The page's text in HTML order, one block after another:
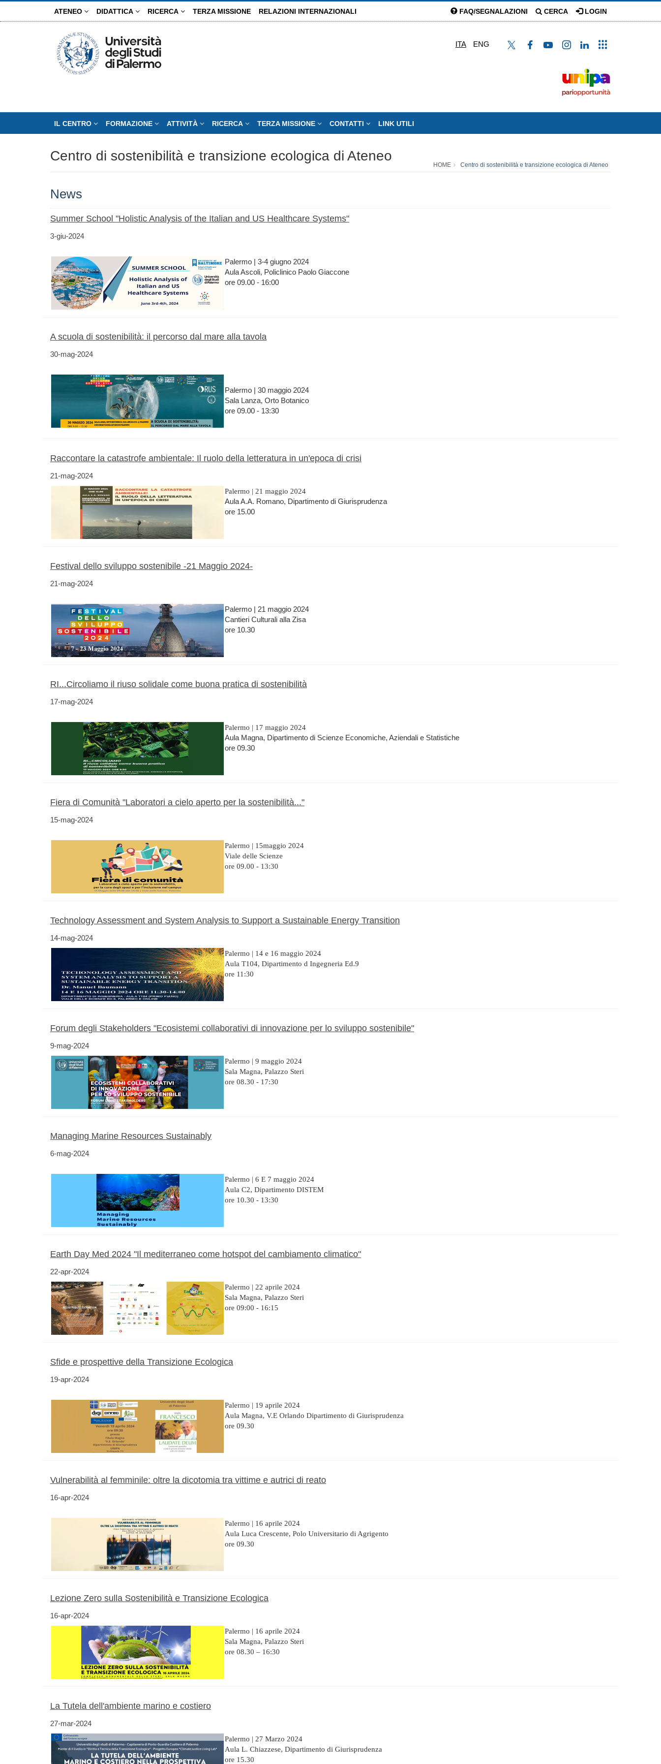
ATENEO DIDATTICA RICERCA TERZA MISSIONE RELAZIONI INTERNAZIONALI FAQ/SEGNALAZIONI CERCA LOGIN
ITA ENG
IL CENTRO FORMAZIONE ATTIVITÀ RICERCA TERZA MISSIONE CONTATTI LINK UTILI
Centro di sostenibilità e transizione ecologica di Ateneo
HOME Centro di sostenibilità e transizione ecologica di Ateneo
News
Summer School "Holistic Analysis of the Italian and US Healthcare Systems"
3-giu-2024
Palermo | 3-4 giugno 2024
Aula Ascoli, Policlinico Paolo Giaccone
ore 09.00 - 16:00
A scuola di sostenibilità: il percorso dal mare alla tavola
30-mag-2024
Palermo | 30 maggio 2024
Sala Lanza, Orto Botanico
ore 09.00 - 13:30
Raccontare la catastrofe ambientale: Il ruolo della letteratura in un'epoca di crisi
21-mag-2024
Palermo | 21 maggio 2024
Aula A.A. Romano, Dipartimento di Giurisprudenza
ore 15.00
Festival dello sviluppo sostenibile -21 Maggio 2024-
21-mag-2024
Palermo | 21 maggio 2024
Cantieri Culturali alla Zisa
ore 10.30
RI...Circoliamo il riuso solidale come buona pratica di sostenibilità
17-mag-2024
Palermo | 17 maggio 2024
Aula Magna, Dipartimento di Scienze Economiche, Aziendali e Statistiche
ore 09.30
Fiera di Comunità "Laboratori a cielo aperto per la sostenibilità..."
15-mag-2024
Palermo | 15maggio 2024
Viale delle Scienze
ore 09.00 - 13:30
Technology Assessment and System Analysis to Support a Sustainable Energy Transition
14-mag-2024
Palermo | 14 e 16 maggio 2024
Aula T104, Dipartimento d Ingegneria Ed.9
ore 11:30
Forum degli Stakeholders "Ecosistemi collaborativi di innovazione per lo sviluppo sostenibile"
9-mag-2024
Palermo | 9 maggio 2024
Sala Magna, Palazzo Steri
ore 08.30 - 17:30
Managing Marine Resources Sustainably
6-mag-2024
Palermo | 6 E 7 maggio 2024
Aula C2, Dipartimento DISTEM
ore 10.30 - 13:30
Earth Day Med 2024 "Il mediterraneo come hotspot del cambiamento climatico"
22-apr-2024
Palermo | 22 aprile 2024
Sala Magna, Palazzo Steri
ore 09:00 - 16:15
Sfide e prospettive della Transizione Ecologica
19-apr-2024
Palermo | 19 aprile 2024
Aula Magna, V.E Orlando Dipartimento di Giurisprudenza
ore 09.30
Vulnerabilità al femminile: oltre la dicotomia tra vittime e autrici di reato
16-apr-2024
Palermo | 16 aprile 2024
Aula Luca Crescente, Polo Universitario di Agrigento
ore 09.30
Lezione Zero sulla Sostenibilità e Transizione Ecologica
16-apr-2024
Palermo | 16 aprile 2024
Sala Magna, Palazzo Steri
ore 08.30 – 16:30
La Tutela dell'ambiente marino e costiero
27-mar-2024
Palermo | 27 Marzo 2024
Aula L. Chiazzese, Dipartimento di Giurisprudenza
ore 15.30